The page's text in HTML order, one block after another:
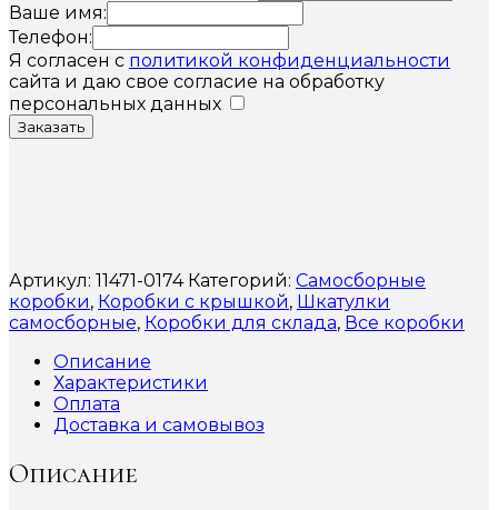
Ваше имя:
Телефон:
Я согласен с политикой конфиденциальности
сайта и даю свое согласие на обработку
персональных данных
Заказать
Артикул: 11471-0174 Категорий: Самосборные
коробки, Коробки с крышкой, Шкатулки
самосборные, Коробки для склада, Все коробки
Описание
Характеристики
Оплата
Доставка и самовывоз
Описание